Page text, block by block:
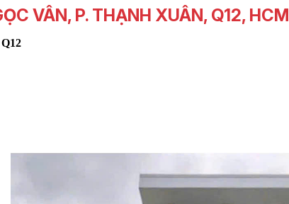
VÂN, P. THẠNH XUÂN, Q12, HCM